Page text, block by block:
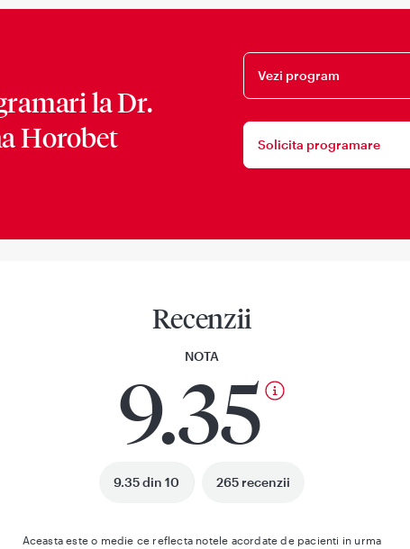
laDr.
Horobet
Vezi program
Solicita programare
Recenzii
NOTA
9.35
9.35 din 10 265 recenzii
Aceasta este o medie ce reflecta notele acordate de pacienti in urma